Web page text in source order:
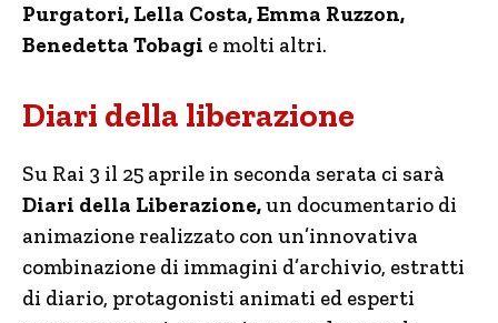
Purgatori, Lella Costa, Emma Ruzzon,
Benedetta Tobagi e molti altri.
Diari della liberazione
Su Rai 3 il 25 aprile in seconda serata ci sarà
Diari della Liberazione,un documentario di
animazione realizzato con un’innovativa
combinazione di immagini d’archivio, estratti
di diario, protagonisti animati ed esperti